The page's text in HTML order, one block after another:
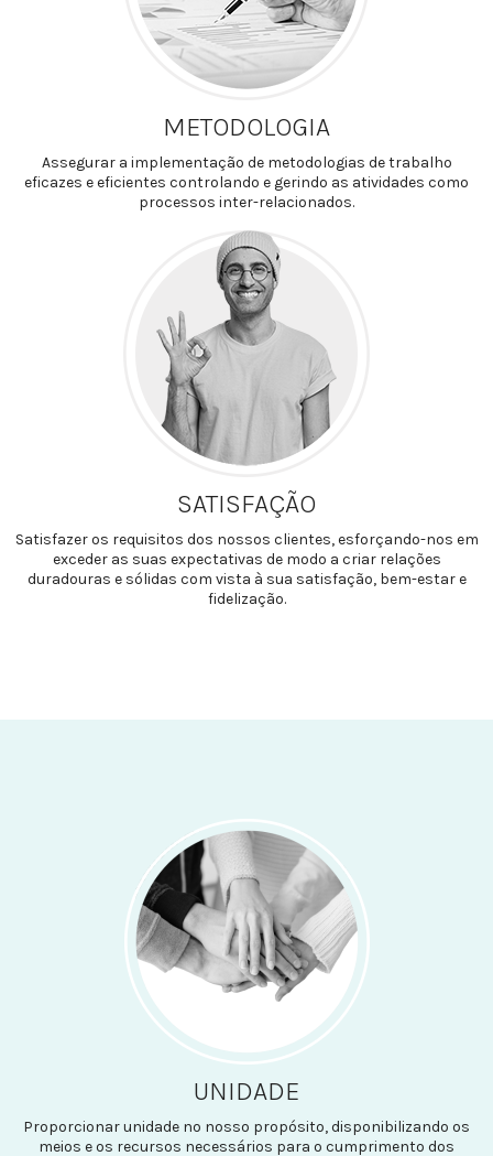
METODOLOGIA
Assegurar a implementação de metodologias de trabalho
eficazes e eficientes controlando e gerindo as atividades como
processos inter-relacionados.
SATISFAÇÃO
Satisfazer os requisitos dos nossos clientes, esforçando-nos em
exceder as suas expectativas de modo a criar relações
duradouras e sólidas com vista à sua satisfação, bem-estar e
fidelização.
UNIDADE
Proporcionar unidade no nosso propósito, disponibilizando os
meios e os recursos necessários para o cumprimento dos